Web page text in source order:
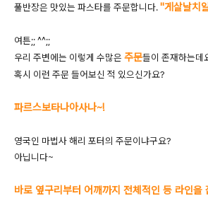
풀반장은 맛있는 파스타를 주문합니다."게살날치
여튼;; ^^;;
우리 주변에는 이렇게 수많은 주문들이 존재하는데
혹시 이런 주문 들어보신 적 있으신가요?
파르스보타나아사나~!
영국인 마법사 해리 포터의 주문이냐구요?
아닙니다~
바로 옆구리부터 어깨까지 전체적인 등 라인을